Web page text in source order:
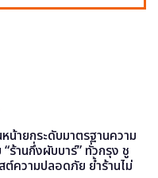
น้ายกระดับมาตรฐานความ
ร้านกึ่งผับบาร์” ทั่วกรุง ชู
ต์ความปลอดภัย ย้ำร้านไม่